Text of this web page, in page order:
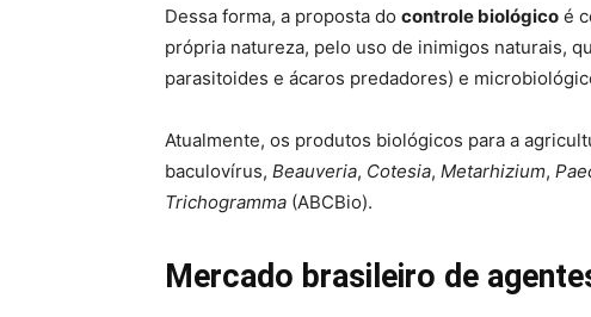
Dessa forma, a proposta do controle biológico é
própria natureza, pelo uso de inimigos naturais,
parasitoides e ácaros predadores) e
Atualmente, os produtos biológicos para a
baculovírus, Beauveria, Cotesia, Metarhizium,
Trichogramma (ABCBio).
Mercado brasileiro de